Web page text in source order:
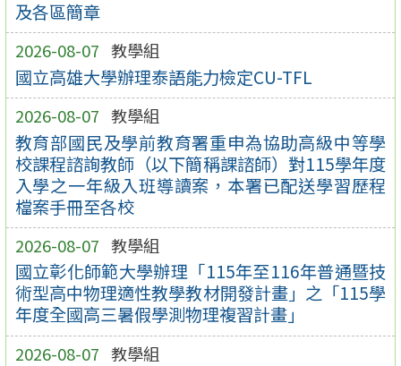
及各區簡章
2026-08-07 教學組
國立高雄大學辦理泰語能力檢定CU-TFL
2026-08-07 教學組
教育部國民及學前教育署重申為協助高級中等學
校課程諮詢教師（以下簡稱課諮師）對115學年度
入學之一年級入班導讀案，本署已配送學習歷程
檔案手冊至各校
2026-08-07 教學組
國立彰化師範大學辦理「115年至116年普通暨技
術型高中物理適性教學教材開發計畫」之「115學
年度全國高三暑假學測物理複習計畫」
2026-08-07 教學組